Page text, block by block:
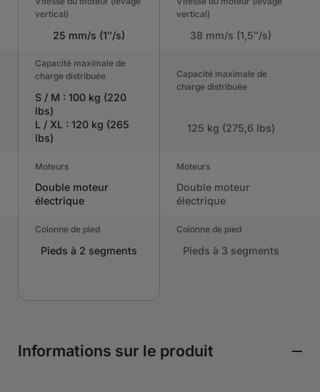
vertical)
25 mm/s (1″/s)
vertical)
38 mm/s (1,5″/s)
Capacité maximale de
charge distribuée
S / M : 100 kg (220
lbs)
L / XL : 120 kg (265
lbs)
Capacité maximale de
charge distribuée
125 kg (275,6 lbs)
Moteurs
Double moteur
électrique
Moteurs
Double moteur
électrique
Colonne de pied
Pieds à 2 segments
Colonne de pied
Pieds à 3 segments
Informations sur le produit